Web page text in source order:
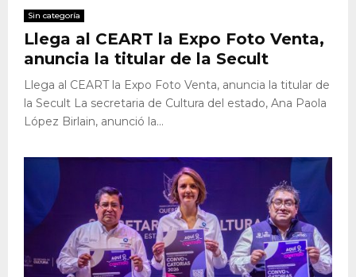
Sin categoría
Llega al CEART la Expo Foto Venta,
anuncia la titular de la Secult
Llega al CEART la Expo Foto Venta, anuncia la titular de
la Secult La secretaria de Cultura del estado, Ana Paola
López Birlain, anunció la...